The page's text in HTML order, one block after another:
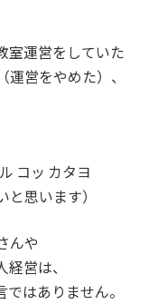
室運営をしていた
営をやめた）、
コッ カタヨ
思います）
んや
営は、
はありません。